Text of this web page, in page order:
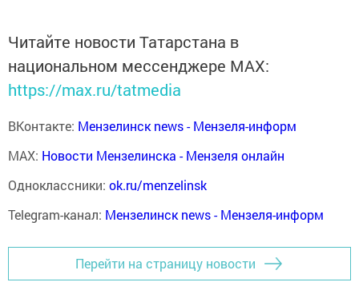
Читайте новости Татарстана в
национальном мессенджере MАХ:
https://max.ru/tatmedia
ВКонтакте: Мензелинск news - Мензеля-информ
MAX: Новости Мензелинска - Мензеля онлайн
Одноклассники: ok.ru/menzelinsk
Telegram-канал: Мензелинск news - Мензеля-информ
Перейти на страницу новости